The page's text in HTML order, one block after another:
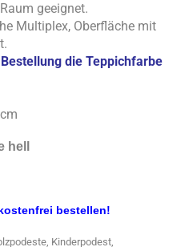
geeignet.
Multiplex, Oberfläche mit
die Teppichfarbe
00
bestellen!
Kinderpodest,